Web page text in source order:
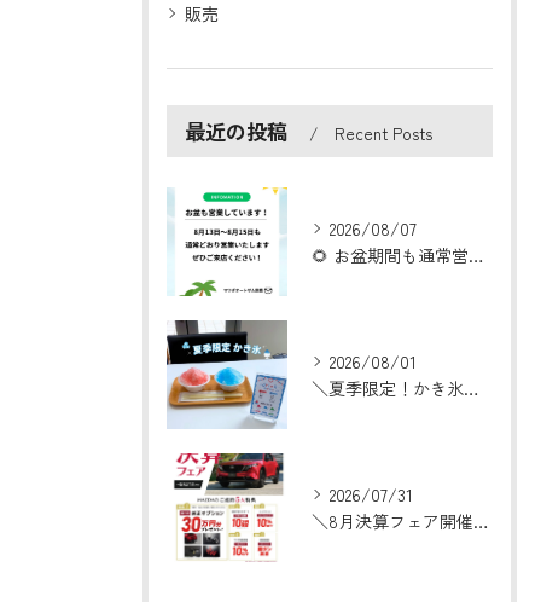
販売
最近の投稿 Recent Posts
2026/08/07
🌻 お盆期間も通常営業いたします！ 🌻
2026/08/01
＼夏季限定！かき氷はじめました🍧／
2026/07/31
＼8月決算フェア開催！／